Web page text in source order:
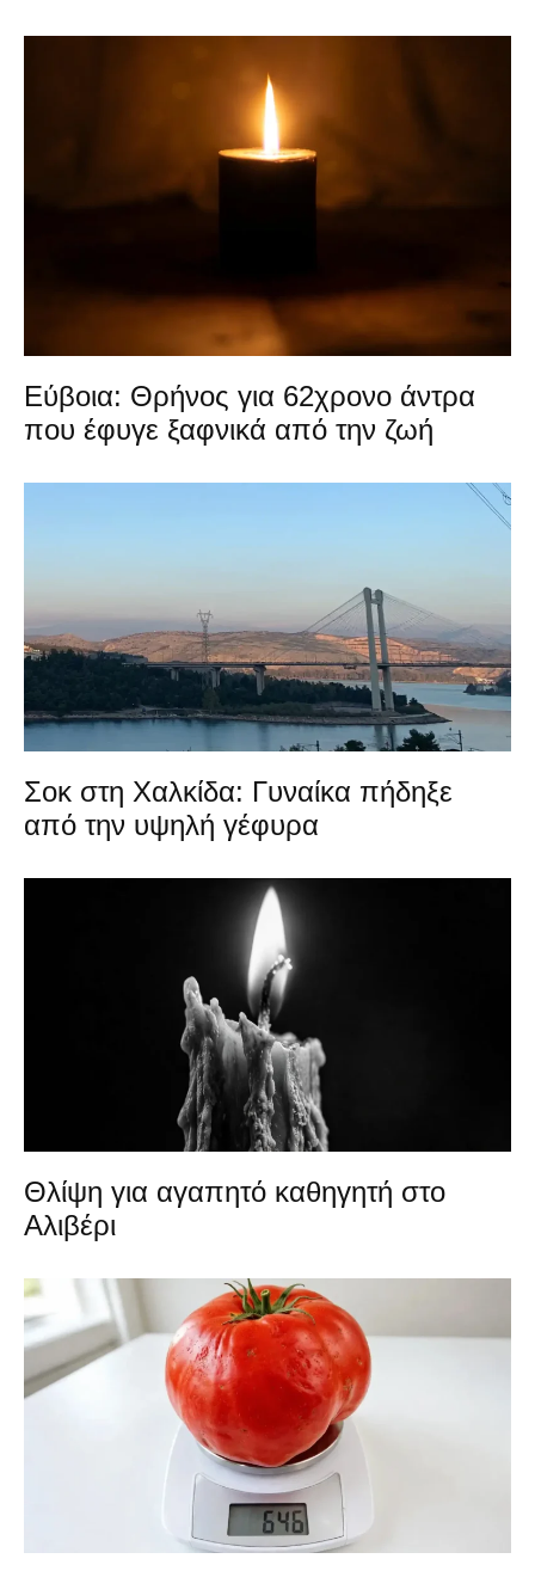
Εύβοια: Θρήνος για 62χρονο άντρα
που έφυγε ξαφνικά από την ζωή
Σοκ στη Χαλκίδα: Γυναίκα πήδηξε
από την υψηλή γέφυρα
Θλίψη για αγαπητό καθηγητή στο
Αλιβέρι